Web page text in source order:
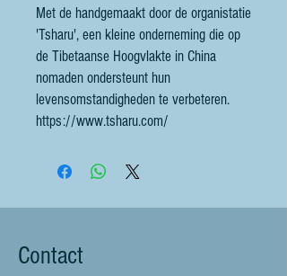
Met de handgemaakt door de organistatie
'Tsharu', een kleine onderneming die op
de Tibetaanse Hoogvlakte in China
nomaden ondersteunt hun
levensomstandigheden te verbeteren.
https://www.tsharu.com/
Contact